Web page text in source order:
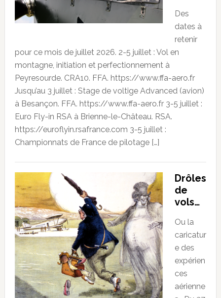
Des
dates à
retenir
pour ce mois de juillet 2026. 2-5 juillet : Vol en
montagne, initiation et perfectionnement à
Peyresourde. CRA10. FFA. https://www.ffa-aero.fr
Jusqu’au 3 juillet : Stage de voltige Advanced (avion)
à Besançon. FFA. https://www.ffa-aero.fr 3-5 juillet :
Euro Fly-in RSA à Brienne-le-Château. RSA.
https://euroflyin.rsafrance.com 3-5 juillet :
Championnats de France de pilotage […]
Drôles
de
vols…
Ou la
caricatur
e des
expérien
ces
aérienne